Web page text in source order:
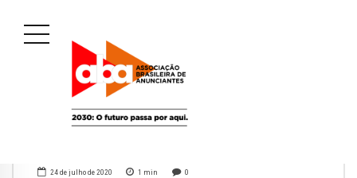
24 de julho de 2020 1 min 0